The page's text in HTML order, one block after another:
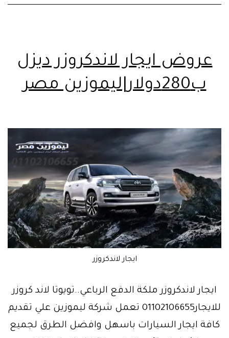
عروض ايجار لاندكروزر ديزل
ب280دولار|ليموزين مصر
ايجار لاندكروزر
ايجار لاندكروزر ملكة الدفع الرباعي..تويوتا لاند كروزر
للايجار01102106655 تعمل شركة ليموزين علي تقديم
كافة ايجار السيارات باسهل وافضل الطرق لجميع